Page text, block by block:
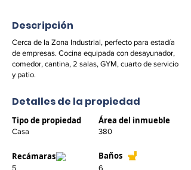
Descripción
Cerca de la Zona Industrial, perfecto para estadía
de empresas. Cocina equipada con desayunador,
comedor, cantina, 2 salas, GYM, cuarto de servicio
y patio.
Detalles de la propiedad
Tipo de propiedad
Casa
Recámaras
5
Área del inmueble
380
Baños
6